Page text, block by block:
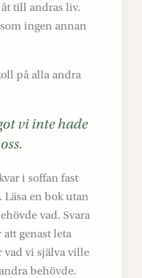
till andras liv.
ingen annan
på alla andra
vi inte hade
i soffan fast
Läsa en bok utan
vad. Svara
genast leta
vad vi själva ville
behövde.